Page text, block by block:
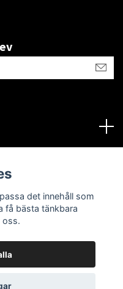
det innehåll som
få bästa tänkbara
oss.